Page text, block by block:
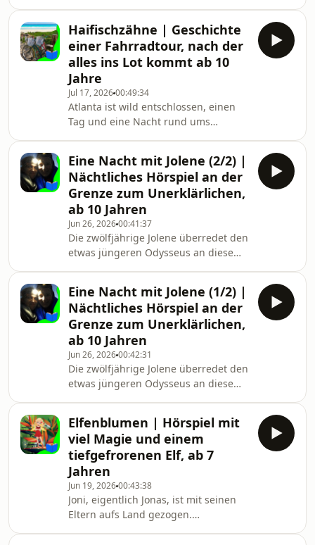
Alkoholprobleme, und sein Pap
passieren konnte. Gemeinsam mit
seiner Schwester Izmira wird Idris in
wenigen Wochen Sommerferien zu
mehr Familie, als Benny sie je erlebt
hat. Denn in Bennys Zuhause
herrschen Chaos und Drama: Seine
Mutter ist kaum für ihn da, hat
Alkoholprobleme, und sein Pap
Haifischzähne | Geschichte
einer Fahrradtour, nach der
alles ins Lot kommt ab 10
Jahre
Jul 17, 202600:49:34
Atlanta ist wild entschlossen, einen
Tag und eine Nacht rund ums
auch gute Gründe hat, sein Zuhause
zu verlassen. Die beiden merken
schnell, wie gut es tut, mit jemanden
über Gefühle und Ängste sprechen zu
können. (Erzählt von Katja Bürkle)
Eine Nacht mit Jolene (2/2) |
Nächtliches Hörspiel an der
Grenze zum Unerklärlichen,
ab 10 Jahren
Jun 26, 202600:41:37
Die zwölfjährige Jolene überredet den
etwas jüngeren Odysseus an diesem
Isar zu verbringen. Aus verschieden
Gründen kommt das beiden sehr
gelegen. Je tiefer die Nacht, umso
näher kommen sie der Grenze zum
Unerklärlichen und Unheimlichen. Sie
haben Hunger, Angst, werden
hundemüde, denken über Küsse und
die Liebe nach, bevor sie dem
Eine Nacht mit Jolene (1/2) |
Nächtliches Hörspiel an der
Grenze zum Unerklärlichen,
ab 10 Jahren
Jun 26, 202600:42:31
Die zwölfjährige Jolene überredet den
etwas jüngeren Odysseus an diesem
Isar zu verbringen. Aus verschieden
Gründen kommt das beiden sehr
gelegen. Je tiefer die Nacht, umso
näher kommen sie der Grenze zum
Unerklärlichen und Unheimlichen. Sie
haben Hunger, Angst, werden
hundemüde, denken über Küsse und
die Liebe nach, bevor sie dem
Elfenblumen | Hörspiel mit
viel Magie und einem
tiefgefrorenen Elf, ab 7
Jahren
Jun 19, 202600:43:38
Joni, eigentlich Jonas, ist mit seinen
Eltern aufs Land gezogen.